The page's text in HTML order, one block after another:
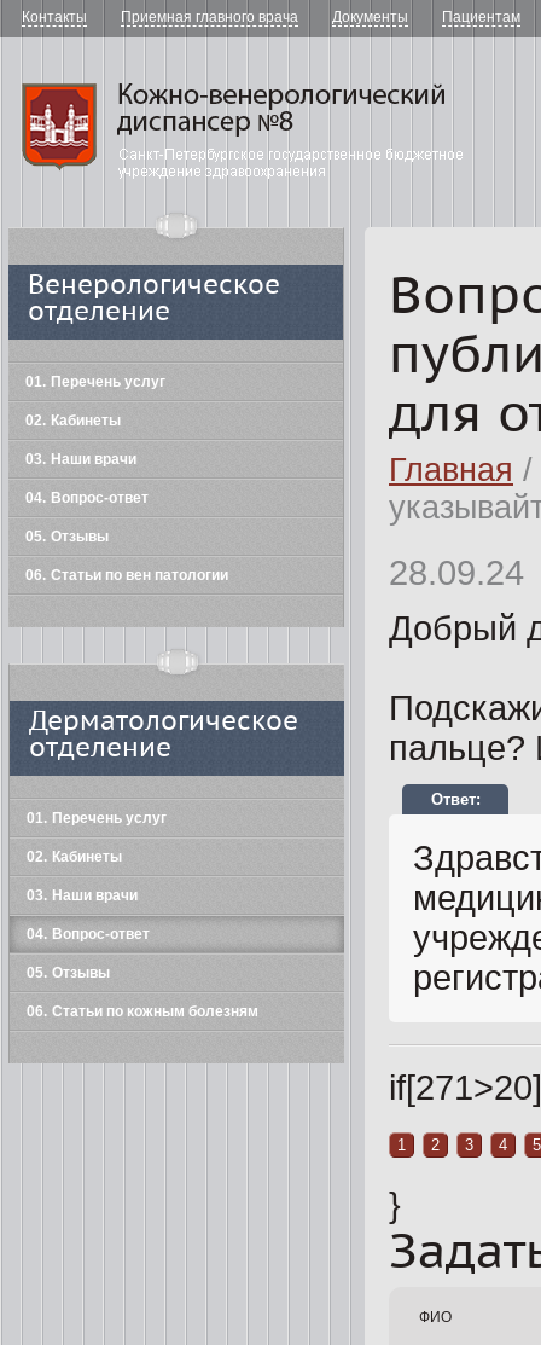
для
Главная /
28.09.24
Добрый
пальце?
1 2 3 4 5
}
ФИО
Венерологическое
отделение
01 Перечень услуг
02 Кабинеты
03 Наши врачи
04 Вопрос-ответ
05 Отзывы
06 Статьи по вен патологии
Дерматологическое
отделение
01 Перечень услуг
02 Кабинеты
03 Наши врачи
04 Вопрос-ответ
05 Отзывы
06 Статьи по кожным болезням
Контакты Приемная главного врача Документы Пациентам